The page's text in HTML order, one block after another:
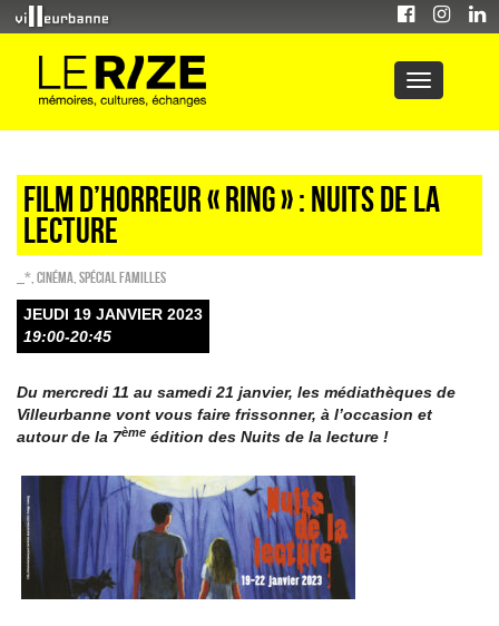
film d’horreur « ring » : nuits de la
lecture
_* Cinéma Spécial familles
JEUDI 19 JANVIER 2023
19:00-20:45
Du mercredi 11 au samedi 21 janvier, les médiathèques de
Villeurbanne vont vous faire frissonner, à l’occasion et
autour de la 7ème édition des Nuits de la lecture !